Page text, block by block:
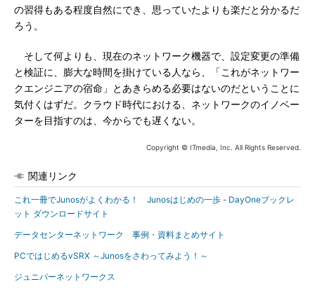
の習得もある程度自然にでき、思っていたよりも楽だと分かるだ
ろう。
そして何よりも、現在のネットワーク機器で、設定変更の準備
と検証に、膨大な時間を掛けている人なら、「これがネットワー
クエンジニアの宿命」とあきらめる必要はないのだということに
気付くはずだ。クラウド時代における、ネットワークのイノベー
ターを目指すのは、今からでも遅くない。
Copyright © ITmedia, Inc. All Rights Reserved.
関連リンク
これ一冊でJunosがよくわかる！ Junosはじめの一歩 - DayOneブックレ
ット ダウンロードサイト
データセンターネットワーク 事例・資料まとめサイト
PCではじめるvSRX ～Junosをさわってみよう！～
ジュニパーネットワークス